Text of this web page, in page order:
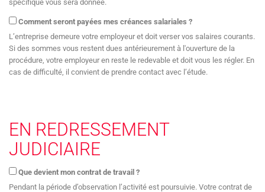
spécifique vous sera donnée.
Comment seront payées mes créances salariales ?
L’entreprise demeure votre employeur et doit verser vos salaires courants.
Si des sommes vous restent dues antérieurement à l'ouverture de la
procédure, votre employeur en reste le redevable et doit vous les régler. En
cas de difficulté, il convient de prendre contact avec l’étude.
EN REDRESSEMENT
JUDICIAIRE
Que devient mon contrat de travail ?
Pendant la période d’observation l’activité est poursuivie. Votre contrat de